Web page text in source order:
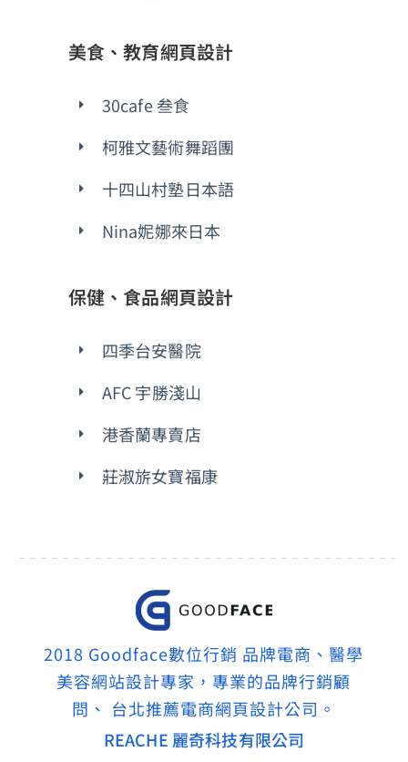
美食、教育網頁設計
30cafe 叁食
柯雅文藝術舞蹈團
十四山村塾日本語
Nina妮娜來日本
保健、食品網頁設計
四季台安醫院
AFC 宇勝淺山
港香蘭專賣店
莊淑旂女寶福康
2018 Goodface數位行銷 品牌電商、醫學
美容網站設計專家，專業的品牌行銷顧
問、 台北推薦電商網頁設計公司。
REACHE 麗奇科技有限公司